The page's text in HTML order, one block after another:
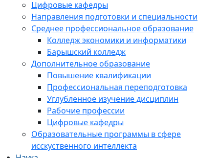
Цифровые кафедры
Направления подготовки и специальности
Среднее профессиональное образование
Колледж экономики и информатики
Барышский колледж
Дополнительное образование
Повышение квалификации
Профессиональная переподготовка
Углубленное изучение дисциплин
Рабочие профессии
Цифровые кафедры
Образовательные программы в сфере
исскуственного интеллекта